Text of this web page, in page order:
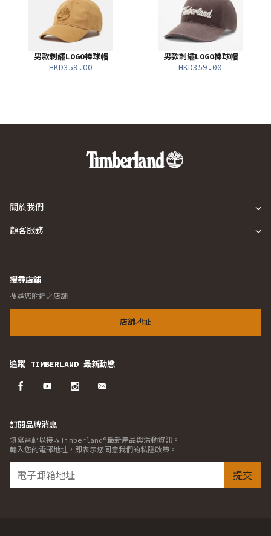
男款刺繡LOGO棒球帽
HKD359.00
男款刺繡LOGO棒球帽
HKD359.00
關於我們
顧客服務
搜尋店舖
搜尋您附近之店舖
店舖地址
追蹤 TIMBERLAND 最新動態
訂閱品牌消息
填寫電郵以接收Timberland®最新產品與活動資訊。
輸入您的電郵地址，即表示您同意我們的私隱政策。
提交